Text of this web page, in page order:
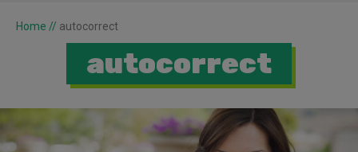
Home // autocorrect
autocorrect